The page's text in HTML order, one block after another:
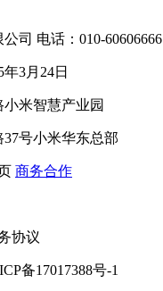
司 电话：010-60606666
3月24日
米智慧产业园
号小米华东总部
商务合作
协议
备17017388号-1